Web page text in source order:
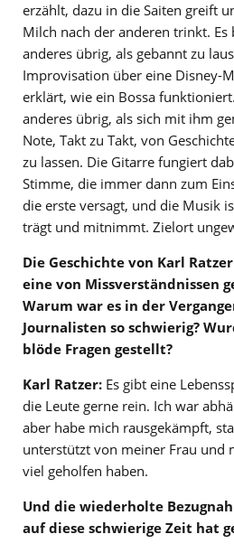
erzählt, dazu in die Saiten greift
Milch nach der anderen trinkt.
anderes übrig, als gebannt zu
Improvisation über eine Disney-
erklärt, wie ein Bossa
anderes übrig, als sich mit ihm
Note, Takt zu Takt, von
zu lassen. Die Gitarre fungiert
Stimme, die immer dann zum
die erste versagt, und die Musik
trägt und mitnimmt. Zielort
Die Geschichte von Karl
eine von Missverständnissen
Warum war es in der
Journalisten so schwierig?
blöde Fragen gestellt?
Karl Ratzer: Es gibt eine
die Leute gerne rein. Ich war
aber habe mich rausgekämpft,
unterstützt von meiner Frau und
viel geholfen haben.
Und die wiederholte
auf diese schwierige Zeit hat